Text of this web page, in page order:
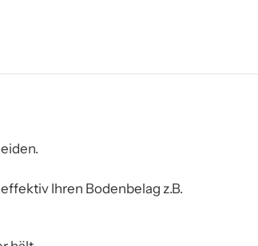
Ihren Bodenbelag z.B.